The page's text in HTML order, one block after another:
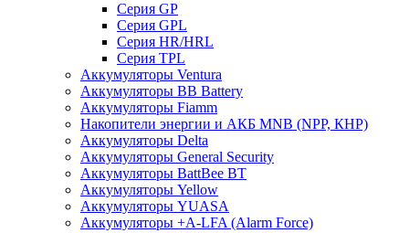
Cерия GP
Серия GPL
Серия HR/HRL
Серия TPL
Аккумуляторы Ventura
Аккумуляторы BB Battery
Аккумуляторы Fiamm
Накопители энергии и АКБ MNB (NPP, КНР)
Аккумуляторы Delta
Аккумуляторы General Security
Аккумуляторы BattBee BT
Аккумуляторы Yellow
Аккумуляторы YUASA
Аккумуляторы +A-LFA (Alarm Force)